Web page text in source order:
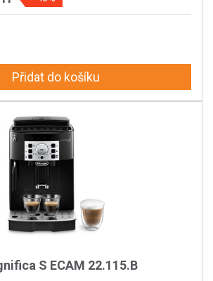
Přidat do košíku
S ECAM 22.115.B